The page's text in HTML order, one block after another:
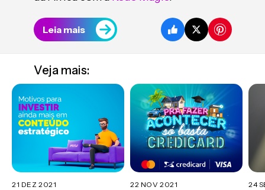
Leia mais
Veja mais:
21 DEZ 2021 22 NOV 2021 24